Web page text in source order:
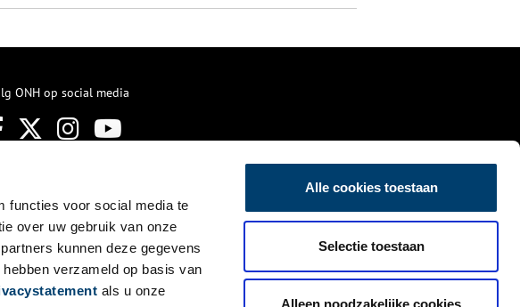
functies voor social media te
over uw gebruik van onze
kunnen deze gegevens
verzameld op basis van
als u onze
Alle cookies toestaan
Selectie toestaan
Alleen noodzakelijke cookies
ONH op social media